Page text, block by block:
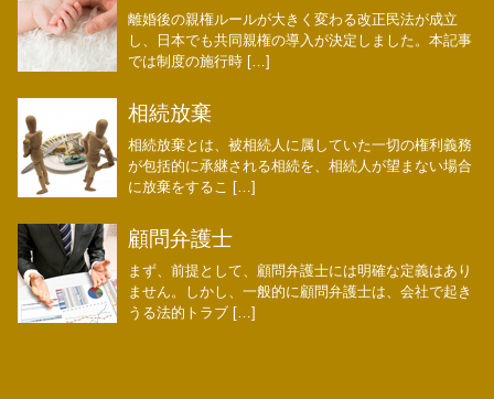
離婚後の親権ルールが大きく変わる改正民法が成立
し、日本でも共同親権の導入が決定しました。本記事
では制度の施行時 […]
相続放棄
相続放棄とは、被相続人に属していた一切の権利義務
が包括的に承継される相続を、相続人が望まない場合
に放棄をするこ […]
顧問弁護士
まず、前提として、顧問弁護士には明確な定義はあり
ません。しかし、一般的に顧問弁護士は、会社で起き
うる法的トラブ […]